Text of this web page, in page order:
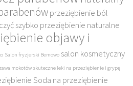
przeziębienie ból
szybko przeziębienie naturalne
objawy i
Salon fryzjerski Bemowo salon kosmetyczny
mokotów skuteczne leki na przeziębienie i grypę
Soda na przeziębienie